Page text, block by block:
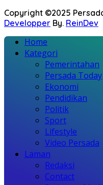
Copyright ©2025
Developper By. ReinDev
Home
Kategori
Pemerintahan
Persada Today
Ekonomi
Pendidikan
Politik
Sport
Lifestyle
Video Persada
Laman
Redaksi
Contact